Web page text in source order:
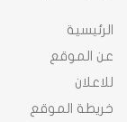
الرئيسية
عن الموقع
للاعلان
خريطة الموقع